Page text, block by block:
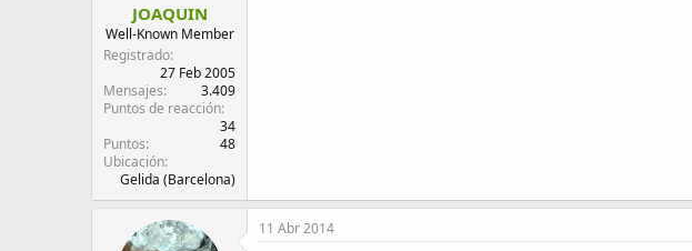
JOAQUIN
Well-Known Member
Registrado
27 Feb 2005
Mensajes
3.409
Puntos de reacción
34
Puntos
48
Ubicación
Gelida (Barcelona)
11 Abr 2014